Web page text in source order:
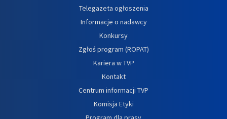
Telegazeta ogłoszenia
Informacje o nadawcy
Konkursy
Zgłoś program (ROPAT)
Kariera w TVP
Kontakt
Centrum informacji TVP
Komisja Etyki